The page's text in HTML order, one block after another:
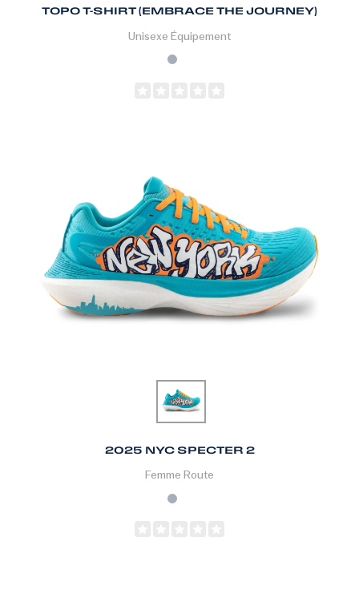
TOPO T-SHIRT (EMBRACE THE JOURNEY)
Unisexe Équipement
2025 NYC SPECTER 2
Femme Route